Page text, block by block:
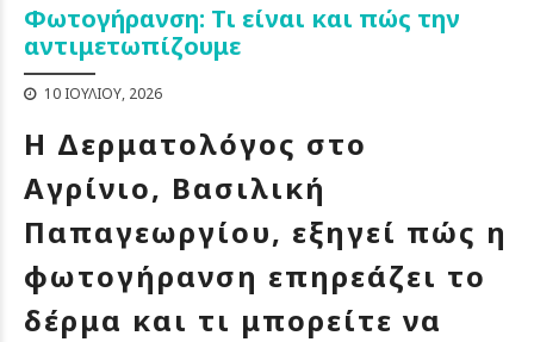
Φωτογήρανση: Τι είναι και πώς την
αντιμετωπίζουμε
10 ΙΟΥΛΊΟΥ, 2026
Η Δερματολόγος στο
Αγρίνιο, Βασιλική
Παπαγεωργίου, εξηγεί πώς η
φωτογήρανση επηρεάζει το
δέρμα και τι μπορείτε να